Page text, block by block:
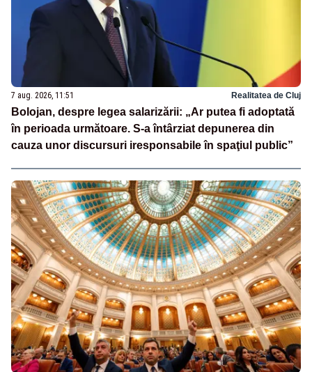
7 aug. 2026, 11:51 Realitatea de Cluj
Bolojan, despre legea salarizării: „Ar putea fi adoptată
în perioada următoare. S-a întârziat depunerea din
cauza unor discursuri iresponsabile în spaţiul public”